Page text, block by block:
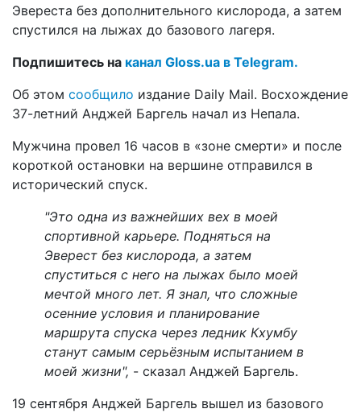
Эвереста без дополнительного кислорода, а затем
спустился на лыжах до базового лагеря.
Подпишитесь на канал Gloss.ua в Telegram.
Об этом сообщило издание Daily Mail. Восхождение
37-летний Анджей Баргель начал из Непала.
Мужчина провел 16 часов в «зоне смерти» и после
короткой остановки на вершине отправился в
исторический спуск.
"Это одна из важнейших вех в моей
спортивной карьере. Подняться на
Эверест без кислорода, а затем
спуститься с него на лыжах было моей
мечтой много лет. Я знал, что сложные
осенние условия и планирование
маршрута спуска через ледник Кхумбу
станут самым серьёзным испытанием в
моей жизни", - сказал Анджей Баргель.
19 сентября Анджей Баргель вышел из базового